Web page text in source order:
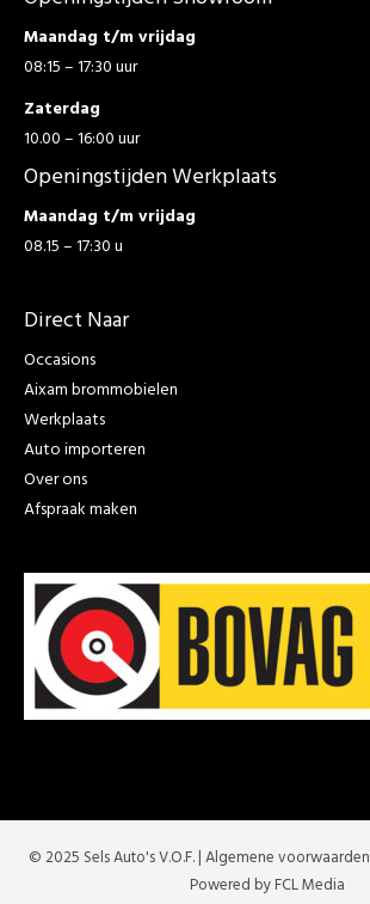
Maandag t/m vrijdag
08:15 – 17:30 uur
Zaterdag
10.00 – 16:00 uur
Openingstijden Werkplaats
Maandag t/m vrijdag
08.15 – 17:30 u
Direct Naar
Occasions
Aixam brommobielen
Werkplaats
Auto importeren
Over ons
Afspraak maken
© 2025 Sels Auto's V.O.F. |Algemene voorwaarden
Powered by FCL Media